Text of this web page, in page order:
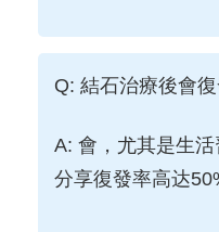
Q: 結石治療後會復
A: 會，尤其是生
分享復發率高达